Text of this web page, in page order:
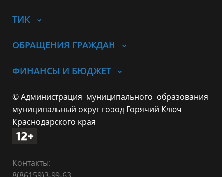
ТИК
ОБРАЩЕНИЯ ГРАЖДАН
ФИНАНСЫ И БЮДЖЕТ
© Администрация муниципального образования
муниципальный округ город Горячий Ключ
Краснодарского края
Контакты: